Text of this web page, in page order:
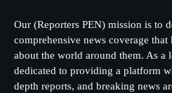
Our (Reporters PEN) mission is to
comprehensive news coverage
about the world around them. As a
dedicated to providing a platform
depth reports, and breaking news